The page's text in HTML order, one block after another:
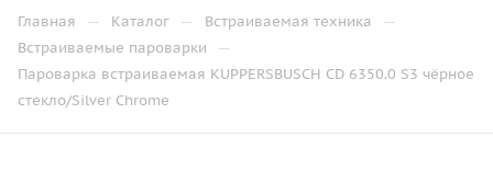
Главная — Каталог — Встраиваемая техника —
Встраиваемые пароварки —
Пароварка встраиваемая KUPPERSBUSCH CD 6350.0 S3 чёрное
стекло/Silver Chrome